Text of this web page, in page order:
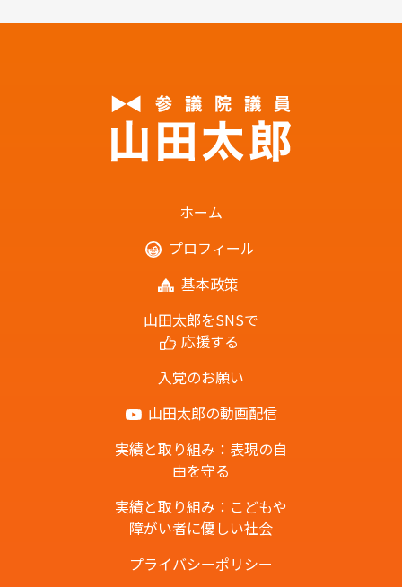
ホーム
プロフィール
基本政策
山田太郎をSNSで
応援する
入党のお願い
山田太郎の動画配信
実績と取り組み：表現の自
由を守る
実績と取り組み：こどもや
障がい者に優しい社会
プライバシーポリシー